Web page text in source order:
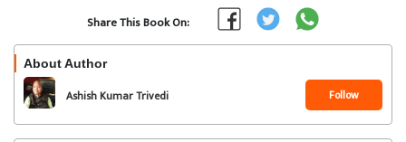
Share This Book On:
About Author
Ashish Kumar Trivedi Follow